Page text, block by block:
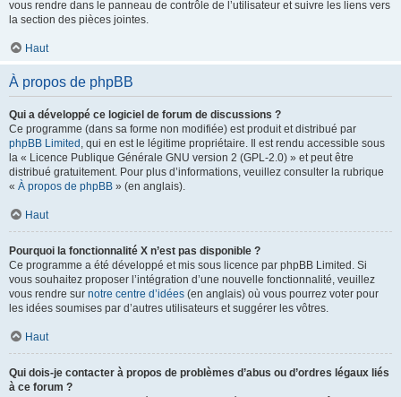
vous rendre dans le panneau de contrôle de l’utilisateur et suivre les liens vers
la section des pièces jointes.
Haut
À propos de phpBB
Qui a développé ce logiciel de forum de discussions ?
Ce programme (dans sa forme non modifiée) est produit et distribué par
phpBB Limited , qui en est le légitime propriétaire. Il est rendu accessible sous
la « Licence Publique Générale GNU version 2 (GPL-2.0) » et peut être
distribué gratuitement. Pour plus d’informations, veuillez consulter la rubrique
« À propos de phpBB » (en anglais).
Haut
Pourquoi la fonctionnalité X n’est pas disponible ?
Ce programme a été développé et mis sous licence par phpBB Limited. Si
vous souhaitez proposer l’intégration d’une nouvelle fonctionnalité, veuillez
vous rendre sur notre centre d’idées (en anglais) où vous pourrez voter pour
les idées soumises par d’autres utilisateurs et suggérer les vôtres.
Haut
Qui dois-je contacter à propos de problèmes d’abus ou d’ordres légaux liés
à ce forum ?